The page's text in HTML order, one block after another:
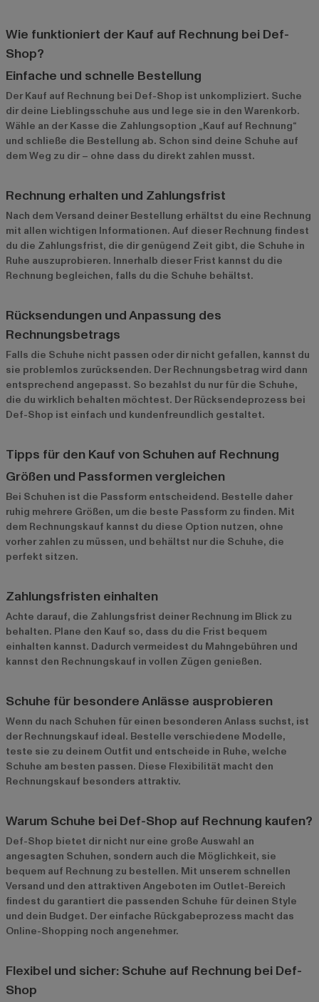
Wie funktioniert der Kauf auf Rechnung bei Def-
Shop?
Einfache und schnelle Bestellung
Der Kauf auf Rechnung bei Def-Shop ist unkompliziert. Suche
dir deine Lieblingsschuhe aus und lege sie in den Warenkorb.
Wähle an der Kasse die Zahlungsoption „Kauf auf Rechnung“
und schließe die Bestellung ab. Schon sind deine Schuhe auf
dem Weg zu dir – ohne dass du direkt zahlen musst.
Rechnung erhalten und Zahlungsfrist
Nach dem Versand deiner Bestellung erhältst du eine Rechnung
mit allen wichtigen Informationen. Auf dieser Rechnung findest
du die Zahlungsfrist, die dir genügend Zeit gibt, die Schuhe in
Ruhe auszuprobieren. Innerhalb dieser Frist kannst du die
Rechnung begleichen, falls du die Schuhe behältst.
Rücksendungen und Anpassung des
Rechnungsbetrags
Falls die Schuhe nicht passen oder dir nicht gefallen, kannst du
sie problemlos zurücksenden. Der Rechnungsbetrag wird dann
entsprechend angepasst. So bezahlst du nur für die Schuhe,
die du wirklich behalten möchtest. Der Rücksendeprozess bei
Def-Shop ist einfach und kundenfreundlich gestaltet.
Tipps für den Kauf von Schuhen auf Rechnung
Größen und Passformen vergleichen
Bei Schuhen ist die Passform entscheidend. Bestelle daher
ruhig mehrere Größen, um die beste Passform zu finden. Mit
dem Rechnungskauf kannst du diese Option nutzen, ohne
vorher zahlen zu müssen, und behältst nur die Schuhe, die
perfekt sitzen.
Zahlungsfristen einhalten
Achte darauf, die Zahlungsfrist deiner Rechnung im Blick zu
behalten. Plane den Kauf so, dass du die Frist bequem
einhalten kannst. Dadurch vermeidest du Mahngebühren und
kannst den Rechnungskauf in vollen Zügen genießen.
Schuhe für besondere Anlässe ausprobieren
Wenn du nach Schuhen für einen besonderen Anlass suchst, ist
der Rechnungskauf ideal. Bestelle verschiedene Modelle,
teste sie zu deinem Outfit und entscheide in Ruhe, welche
Schuhe am besten passen. Diese Flexibilität macht den
Rechnungskauf besonders attraktiv.
Warum Schuhe bei Def-Shop auf Rechnung kaufen?
Def-Shop bietet dir nicht nur eine große Auswahl an
angesagten Schuhen, sondern auch die Möglichkeit, sie
bequem auf Rechnung zu bestellen. Mit unserem schnellen
Versand und den attraktiven Angeboten im Outlet-Bereich
findest du garantiert die passenden Schuhe für deinen Style
und dein Budget. Der einfache Rückgabeprozess macht das
Online-Shopping noch angenehmer.
Flexibel und sicher: Schuhe auf Rechnung bei Def-
Shop